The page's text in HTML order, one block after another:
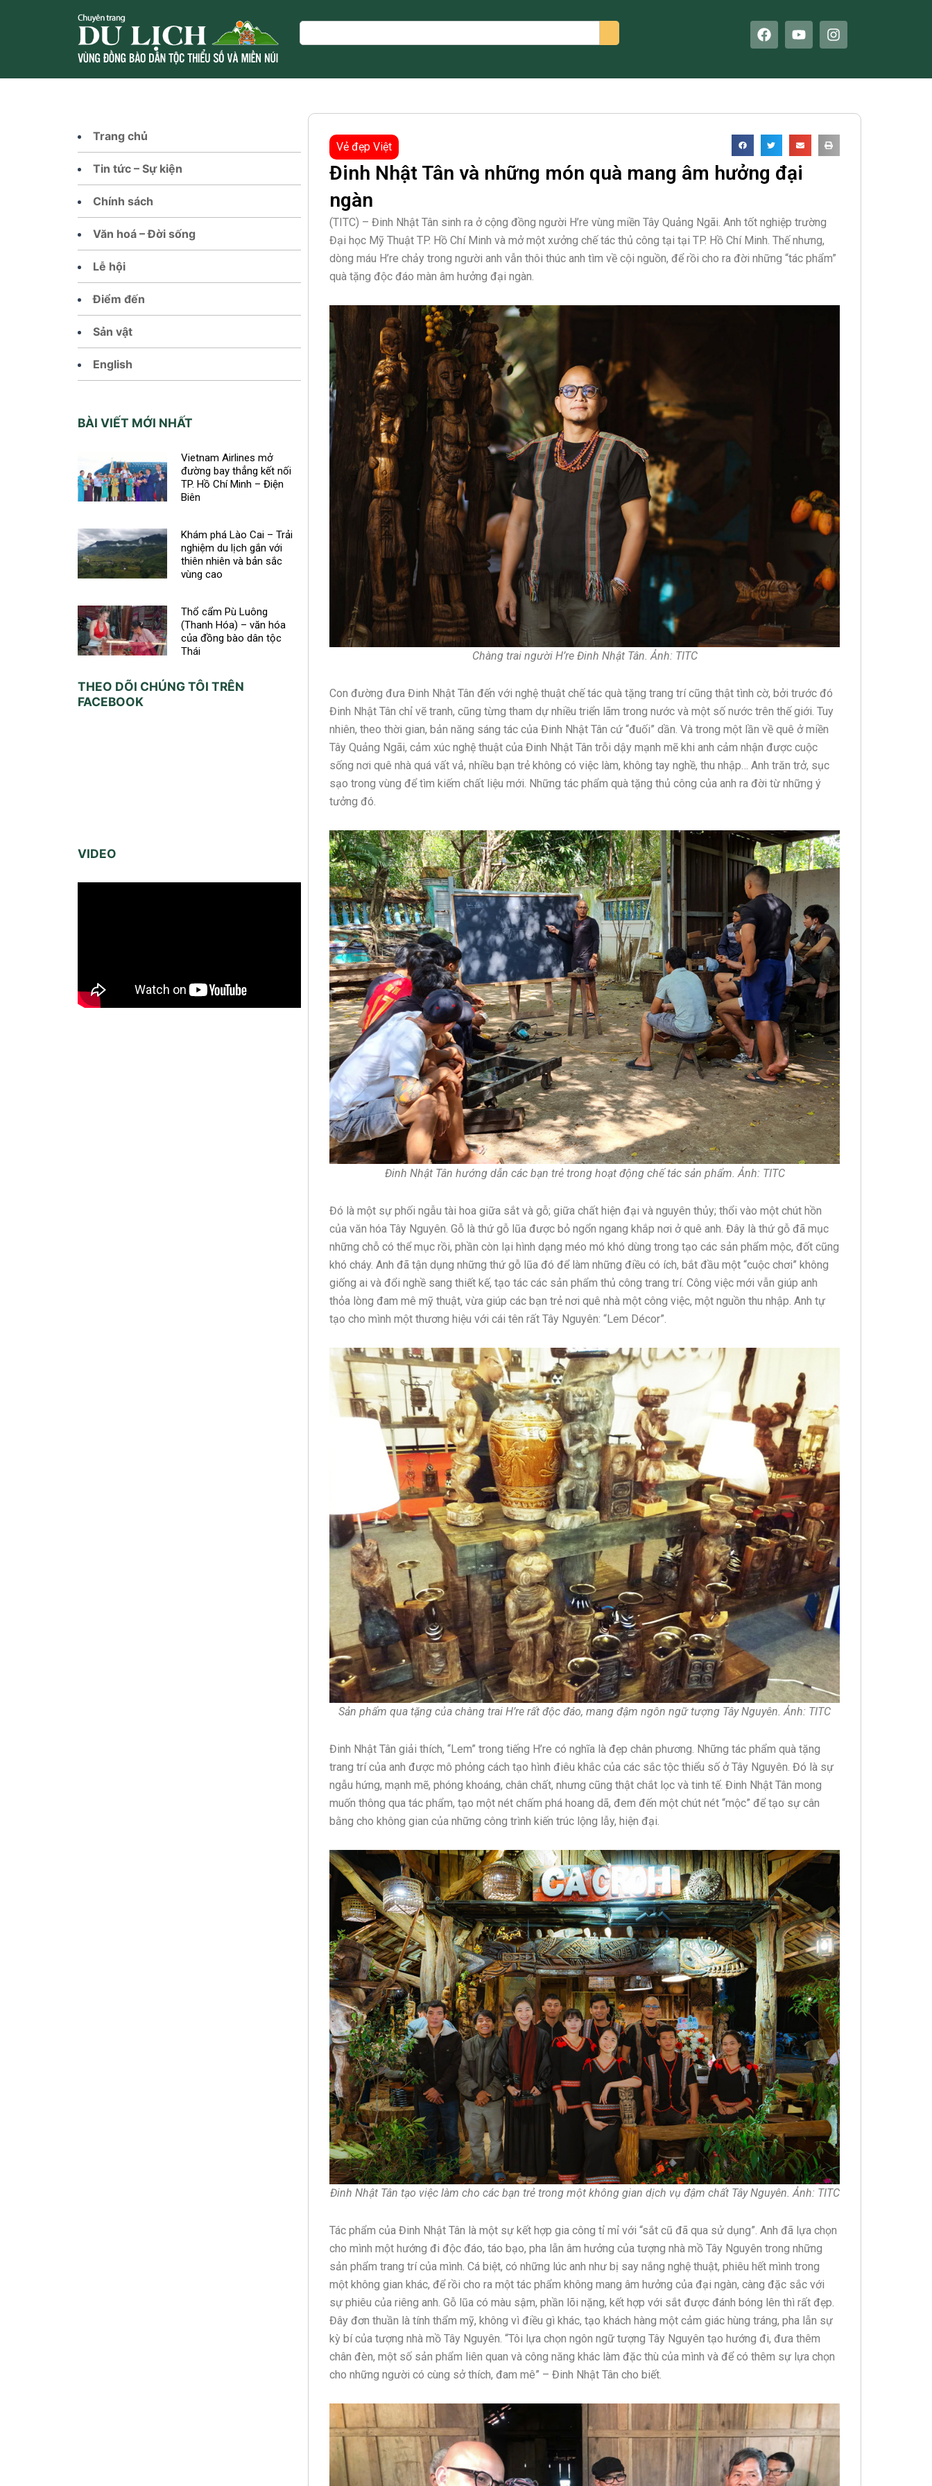
Search
F
a
b
o
Y
o
u
e
I
n
a
r
m
Trang chủ
Tin tức – Sự kiện
Chính sách
Văn hoá – Đời sống
Lễ hội
Điểm đến
Sản vật
English
BÀI VIẾT MỚI NHẤT
Vietnam Airlines mở
đường bay thẳng kết nối
TP. Hồ Chí Minh – Điện
Biên
Khám phá Lào Cai – Trải
nghiệm du lịch gắn với
thiên nhiên và bản sắc
vùng cao
Thổ cẩm Pù Luông
(Thanh Hóa) – văn hóa
của đồng bào dân tộc
Thái
THEO DÕI CHÚNG TÔI TRÊN
FACEBOOK
VIDEO
Vẻ đẹp Việt
Đinh Nhật Tân và những món quà mang âm hưởng đại
ngàn
(TITC) – Đinh Nhật Tân sinh ra ở cộng đồng người H’re vùng miền Tây Quảng Ngãi. Anh tốt nghiệp trường
Đại học Mỹ Thuật TP. Hồ Chí Minh và mở một xưởng chế tác thủ công tại tại TP. Hồ Chí Minh. Thế nhưng,
dòng máu H’re chảy trong người anh vẫn thôi thúc anh tìm về cội nguồn, để rồi cho ra đời những “tác phẩm”
quà tặng độc đáo màn âm hưởng đại ngàn.
Chàng trai người H’re Đinh Nhật Tân. Ảnh: TITC
Con đường đưa Đinh Nhật Tân đến với nghệ thuật chế tác quà tặng trang trí cũng thật tình cờ, bởi trước đó
Đinh Nhật Tân chỉ vẽ tranh, cũng từng tham dự nhiều triển lãm trong nước và một số nước trên thế giới. Tuy
nhiên, theo thời gian, bản năng sáng tác của Đinh Nhật Tân cứ “đuối” dần. Và trong một lần về quê ở miền
Tây Quảng Ngãi, cảm xúc nghệ thuật của Đinh Nhật Tân trỗi dậy mạnh mẽ khi anh cảm nhận được cuộc
sống nơi quê nhà quá vất vả, nhiều bạn trẻ không có việc làm, không tay nghề, thu nhập… Anh trăn trở, sục
sạo trong vùng để tìm kiếm chất liệu mới. Những tác phẩm quà tặng thủ công của anh ra đời từ những ý
tưởng đó.
Đinh Nhật Tân hướng dẫn các bạn trẻ trong hoạt động chế tác sản phẩm. Ảnh: TITC
Đó là một sự phối ngẫu tài hoa giữa sắt và gỗ; giữa chất hiện đại và nguyên thủy; thổi vào một chút hồn
của văn hóa Tây Nguyên. Gỗ là thứ gỗ lũa được bỏ ngổn ngang khắp nơi ở quê anh. Đây là thứ gỗ đã mục
những chỗ có thể mục rồi, phần còn lại hình dạng méo mó khó dùng trong tạo các sản phẩm mộc, đốt cũng
khó cháy. Anh đã tận dụng những thứ gỗ lũa đó để làm những điều có ích, bắt đầu một “cuộc chơi” không
giống ai và đổi nghề sang thiết kế, tạo tác các sản phẩm thủ công trang trí. Công việc mới vẫn giúp anh
thỏa lòng đam mê mỹ thuật, vừa giúp các bạn trẻ nơi quê nhà một công việc, một nguồn thu nhập. Anh tự
tạo cho mình một thương hiệu với cái tên rất Tây Nguyên: “Lem Décor”.
Sản phẩm qua tặng của chàng trai H’re rất độc đáo, mang đậm ngôn ngữ tượng Tây Nguyên. Ảnh: TITC
Đinh Nhật Tân giải thích, “Lem” trong tiếng H’re có nghĩa là đẹp chân phương. Những tác phẩm quà tặng
trang trí của anh được mô phỏng cách tạo hình điêu khắc của các sắc tộc thiểu số ở Tây Nguyên. Đó là sự
ngẫu hứng, mạnh mẽ, phóng khoáng, chân chất, nhưng cũng thật chắt lọc và tinh tế. Đinh Nhật Tân mong
muốn thông qua tác phẩm, tạo một nét chấm phá hoang dã, đem đến một chút nét “mộc” để tạo sự cân
bằng cho không gian của những công trình kiến trúc lộng lẫy, hiện đại.
Đinh Nhật Tân tạo việc làm cho các bạn trẻ trong một không gian dịch vụ đậm chất Tây Nguyên. Ảnh: TITC
Tác phẩm của Đinh Nhật Tân là một sự kết hợp gia công tỉ mỉ với “sắt cũ đã qua sử dụng”. Anh đã lựa chọn
cho mình một hướng đi độc đáo, táo bạo, pha lẫn âm hưởng của tượng nhà mồ Tây Nguyên trong những
sản phẩm trang trí của mình. Cá biệt, có những lúc anh như bị say nắng nghệ thuật, phiêu hết mình trong
một không gian khác, để rồi cho ra một tác phẩm không mang âm hưởng của đại ngàn, càng đặc sắc với
sự phiêu của riêng anh. Gỗ lũa có màu sậm, phần lõi nặng, kết hợp với sắt được đánh bóng lên thì rất đẹp.
Đây đơn thuần là tính thẩm mỹ, không vì điều gì khác, tạo khách hàng một cảm giác hùng tráng, pha lẫn sự
kỳ bí của tượng nhà mồ Tây Nguyên. “Tôi lựa chọn ngôn ngữ tượng Tây Nguyên tạo hướng đi, đưa thêm
chân đèn, một số sản phẩm liên quan và công năng khác làm đặc thù của mình và để có thêm sự lựa chọn
cho những người có cùng sở thích, đam mê” – Đinh Nhật Tân cho biết.